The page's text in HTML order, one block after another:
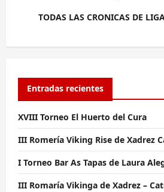
TODAS LAS CRONICAS DE
Entradas recientes
XVIII Torneo El Huerto del Cura
III Romería Viking Rise de Xadrez
I Torneo Bar As Tapas de Laura
III Romaría Vikinga de Xadrez –